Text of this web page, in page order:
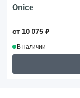
Onice
от 10 075 ₽
В наличии